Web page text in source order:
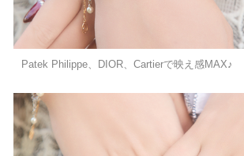
Patek Philippe、DIOR、Cartierで映え感MAX♪